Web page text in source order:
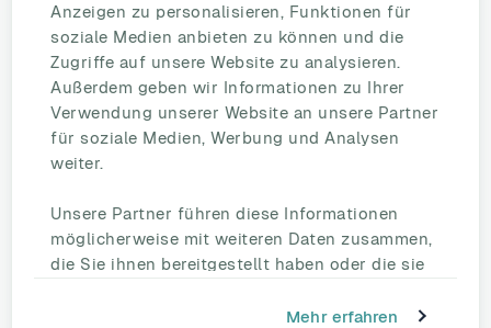
Anzeigen zu personalisieren, Funktionen für
soziale Medien anbieten zu können und die
Zugriffe auf unsere Website zu analysieren.
Außerdem geben wir Informationen zu Ihrer
Verwendung unserer Website an unsere Partner
für soziale Medien, Werbung und Analysen
weiter.
Unsere Partner führen diese Informationen
möglicherweise mit weiteren Daten zusammen,
die Sie ihnen bereitgestellt haben oder die sie
Mehr erfahren
Neben dem Erfassen von Mitarbeiterfeedback
bietet das Unternehmen auch Tools für das
Mitarbeiterengagement, das
Leistungsmanagement, die Entwicklung und die
Wertschätzung von Mitarbeitenden.
Anlass – voneNPS-, Onboarding- und
Pulsumfragen bis hin zu Templates für ein
Einzelgespräch.